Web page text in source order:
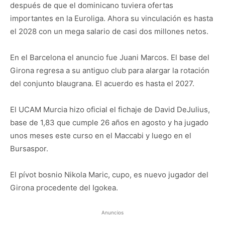
después de que el dominicano tuviera ofertas
importantes en la Euroliga. Ahora su vinculación es hasta
el 2028 con un mega salario de casi dos millones netos.
En el Barcelona el anuncio fue Juani Marcos. El base del
Girona regresa a su antiguo club para alargar la rotación
del conjunto blaugrana. El acuerdo es hasta el 2027.
El UCAM Murcia hizo oficial el fichaje de David DeJulius,
base de 1,83 que cumple 26 años en agosto y ha jugado
unos meses este curso en el Maccabi y luego en el
Bursaspor.
El pívot bosnio Nikola Maric, cupo, es nuevo jugador del
Girona procedente del Igokea.
Anuncios